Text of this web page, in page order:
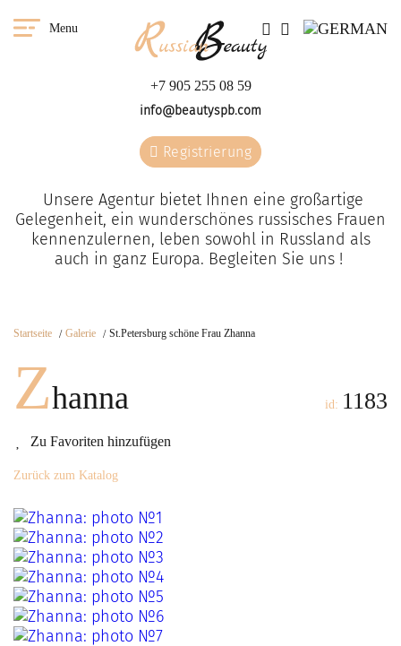
Menu
+7 905 255 08 59
info@beautyspb.com
Registrierung
Unsere Agentur bietet Ihnen eine großartige
Gelegenheit, ein wunderschönes russisches Frauen
kennenzulernen, leben sowohl in Russland als
auch in ganz Europa. Begleiten Sie uns !
Startseite Galerie St.Petersburg schöne Frau Zhanna
Zhanna
Zu Favoriten hinzufügen
id: 1183
Zurück zum Katalog